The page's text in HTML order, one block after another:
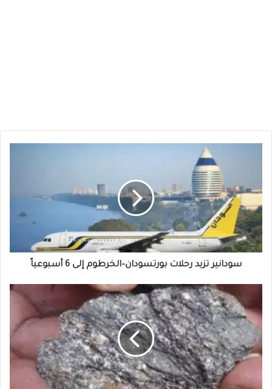
بورتسودان–
الخرطوم
إلى
6
أسبوعياً
سودانير تزيد رحلات بورتسودان–الخرطوم إلى 6 أسبوعياً
خط
استكشاف
الجرافيت
ومعادن